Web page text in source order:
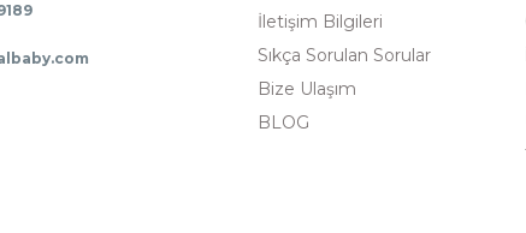
İletişim Bilgileri
Sıkça Sorulan Sorular
Bize Ulaşım
BLOG